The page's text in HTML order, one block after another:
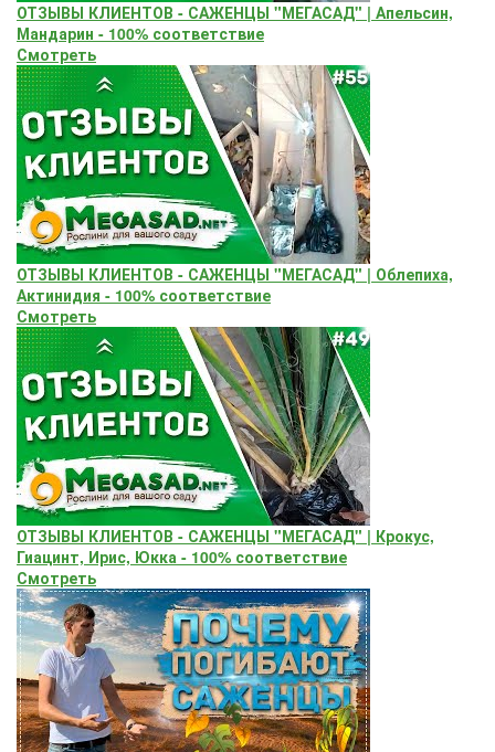
ОТЗЫВЫ КЛИЕНТОВ - САЖЕНЦЫ "МЕГАСАД" | Апельсин,
Мандарин - 100% соответствие
Смотреть
ОТЗЫВЫ КЛИЕНТОВ - САЖЕНЦЫ "МЕГАСАД" | Облепиха,
Актинидия - 100% соответствие
Смотреть
ОТЗЫВЫ КЛИЕНТОВ - САЖЕНЦЫ "МЕГАСАД" | Крокус,
Гиацинт, Ирис, Юкка - 100% соответствие
Смотреть